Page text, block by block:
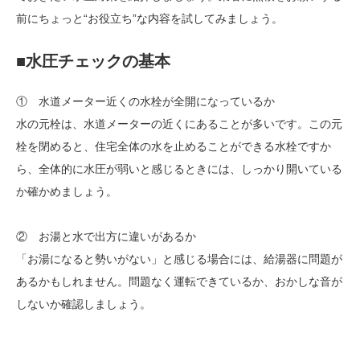
前にちょっと“お役立ち”な内容を試してみましょう。
■水圧チェックの基本
① 水道メーター近くの水栓が全開になっているか
水の元栓は、水道メーターの近くにあることが多いです。この元
栓を閉めると、住宅全体の水を止めることができる水栓ですか
ら、全体的に水圧が弱いと感じるときには、しっかり開いている
か確かめましょう。
② お湯と水で出方に違いがあるか
「お湯になると勢いがない」と感じる場合には、給湯器に問題が
あるかもしれません。問題なく運転できているか、おかしな音が
しないか確認しましょう。